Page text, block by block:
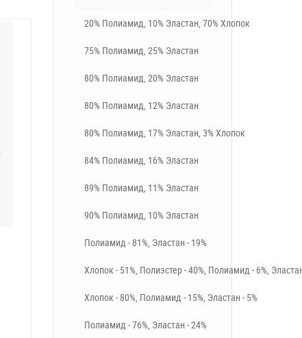
20% Полиамид, 10% Эластан, 70% Хлопок
75% Полиамид, 25% Эластан
80% Полиамид, 20% Эластан
80% Полиамид, 12% Эластан
80% Полиамид, 17% Эластан, 3% Хлопок
84% Полиамид, 16% Эластан
89% Полиамид, 11% Эластан
90% Полиамид, 10% Эластан
Полиамид - 81%, Эластан - 19%
Хлопок - 51%, Полиэстер - 40%, Полиамид - 6%,
Хлопок - 80%, Полиамид - 15%, Эластан - 5%
Полиамид - 76%, Эластан - 24%